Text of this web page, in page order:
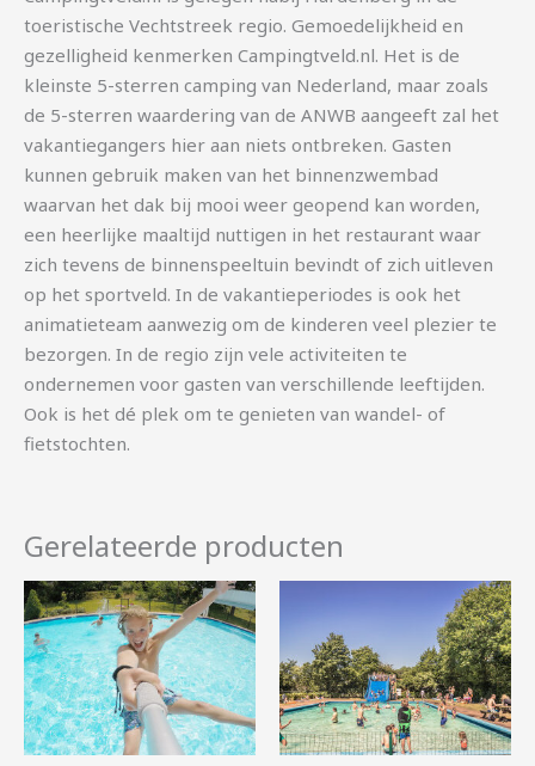
toeristische Vechtstreek regio. Gemoedelijkheid en
gezelligheid kenmerken Campingtveld.nl. Het is de
kleinste 5-sterren camping van Nederland, maar zoals
de 5-sterren waardering van de ANWB aangeeft zal het
vakantiegangers hier aan niets ontbreken. Gasten
kunnen gebruik maken van het binnenzwembad
waarvan het dak bij mooi weer geopend kan worden,
een heerlijke maaltijd nuttigen in het restaurant waar
zich tevens de binnenspeeltuin bevindt of zich uitleven
op het sportveld. In de vakantieperiodes is ook het
animatieteam aanwezig om de kinderen veel plezier te
bezorgen. In de regio zijn vele activiteiten te
ondernemen voor gasten van verschillende leeftijden.
Ook is het dé plek om te genieten van wandel- of
fietstochten.
Gerelateerde producten